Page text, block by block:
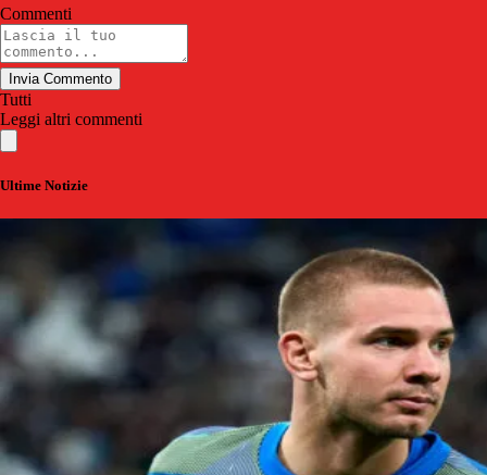
Commenti
Invia Commento
Tutti
Leggi altri commenti
Ultime Notizie